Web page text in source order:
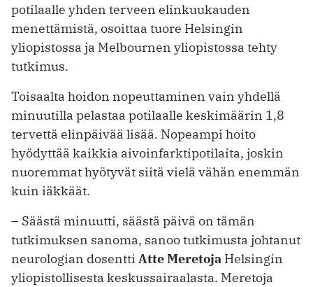
potilaalle yhden terveen elinkuukauden
menettämistä, osoittaa tuore Helsingin
yliopistossa ja Melbournen yliopistossa tehty
tutkimus.
Toisaalta hoidon nopeuttaminen vain yhdellä
minuutilla pelastaa potilaalle keskimäärin 1,8
tervettä elinpäivää lisää. Nopeampi hoito
hyödyttää kaikkia aivoinfarktipotilaita, joskin
nuoremmat hyötyvät siitä vielä vähän enemmän
kuin iäkkäät.
– Säästä minuutti, säästä päivä on tämän
tutkimuksen sanoma, sanoo tutkimusta johtanut
neurologian dosentti Atte Meretoja Helsingin
yliopistollisesta keskussairaalasta. Meretoja